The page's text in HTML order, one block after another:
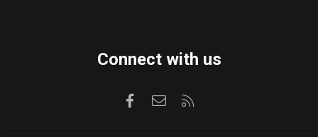
Connect with us
FacebookKontaktirajte nas